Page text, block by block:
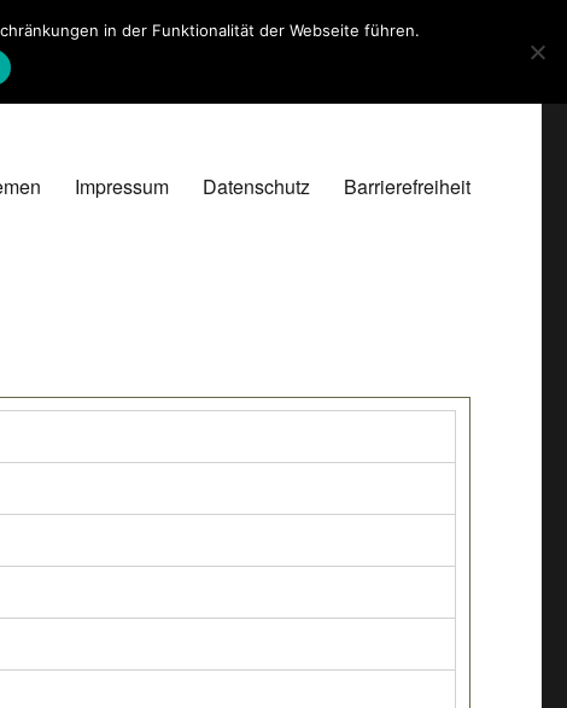
Impressum Datenschutz Barrierefreiheit
in der Funktionalität der Webseite führen.